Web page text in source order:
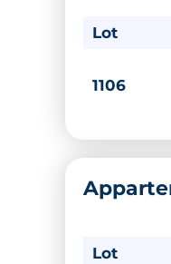
Lot
1106
Lot